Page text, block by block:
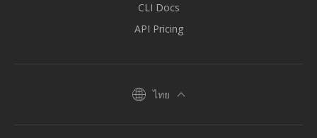
CLI Docs
API Pricing
ไทย